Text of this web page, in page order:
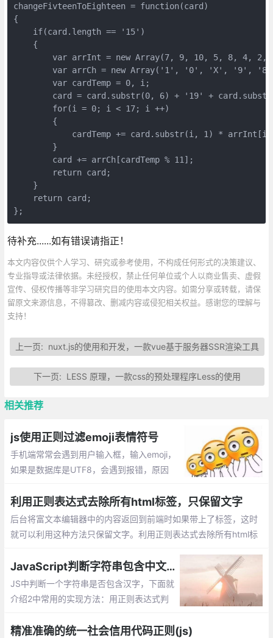
changeFivteenToEighteen = function(card)
{
    if(card.length == '15')
    {
var arrInt = new Array(7, 9, 10, 5, 8, 4,
var arrCh = new Array('1', '0', 'X', '9',
        var cardTemp = 0, i;
card = card.substr(0, 6) + '19' +
        for(i = 0; i < 17; i ++)
        {
cardTemp += card.substr(i, 1) *
        }
        card += arrCh[cardTemp % 11];
        return card;
    }
    return card;
};
待补充......如有错误请指正！
本文内容仅供个人学习、研究或参考使用，不构成任何形式的决策建议、
专业指导或法律依据。未经授权，禁止任何单位或个人以商业售卖、虚假
宣传、侵权传播等非学习研究目的使用本文内容。如需分享或转载，请保
留原文来源信息，不得篡改、删减内容或侵犯相关权益。感谢您的理解与
支持！
上一页: nuxt.js的使用和开发，一款vue基于服务器SSR渲染工具
下一页: LESS 原理，一款css的预处理程序Less的使用
相关推荐
js使用正则过滤emoji表情符号
手机端常常会遇到用户输入框，输入emoji，
如果是数据库是UTF8，会遇到报错，原因
字节。Emoji表情是4个字节，而Mysql的utf
8编码最多3个字节，所以数据插不进去。
利用正则表达式去除所有html标签，只保留文字
后台将富文本编辑器中的内容返回到前端时如果带上了标签，这时
就可以利用这种方法只保留文字。利用正则表达式去除所有html标
JavaScript判断字符串包含中文字符的方法总结
JS中判断一个字符串是否包含汉字，下面就
介绍2中常用的实现方法：用正则表达式判
精准准确的统一社会信用代码正则(js)